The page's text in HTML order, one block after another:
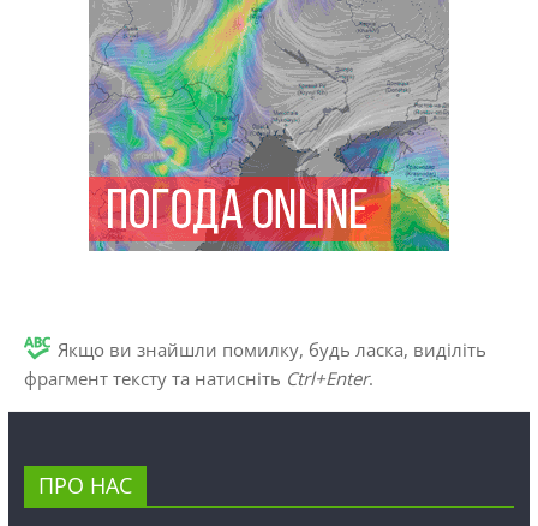
Якщо ви знайшли помилку, будь ласка, виділіть
фрагмент тексту та натисніть Ctrl+Enter.
ПРО НАС